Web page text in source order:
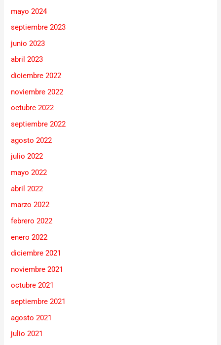
mayo 2024
septiembre 2023
junio 2023
abril 2023
diciembre 2022
noviembre 2022
octubre 2022
septiembre 2022
agosto 2022
julio 2022
mayo 2022
abril 2022
marzo 2022
febrero 2022
enero 2022
diciembre 2021
noviembre 2021
octubre 2021
septiembre 2021
agosto 2021
julio 2021